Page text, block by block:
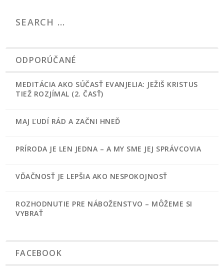
ODPORÚČANÉ
MEDITÁCIA AKO SÚČASŤ EVANJELIA: JEŽIŠ KRISTUS
TIEŽ ROZJÍMAL (2. ČASŤ)
MAJ ĽUDÍ RÁD A ZAČNI HNEĎ
PRÍRODA JE LEN JEDNA – A MY SME JEJ SPRÁVCOVIA
VĎAČNOSŤ JE LEPŠIA AKO NESPOKOJNOSŤ
ROZHODNUTIE PRE NÁBOŽENSTVO – MÔŽEME SI
VYBRAŤ
FACEBOOK